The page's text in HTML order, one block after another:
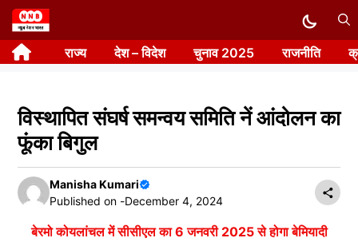
Skip
to
content राज्य देश – विदेश चुनाव 2025 राजनीति
विस्थापित संघर्ष समन्वय समिति नें आंदोलन का
फूंका बिगुल
Manisha Kumari
Published on -December 4, 2024
बेरमो कोयलांचल में सीसीएल का 6 जनवरी 2025 से होगा बेमियादी